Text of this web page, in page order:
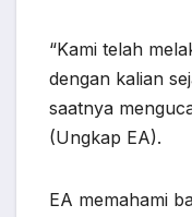
“Kami telah
dengan kalian
saatnya
(Ungkap EA).
EA memahami